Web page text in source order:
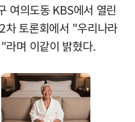
여의도동 KBS에서 열린
차 토론회에서 "우리나라
라며 이같이 밝혔다.